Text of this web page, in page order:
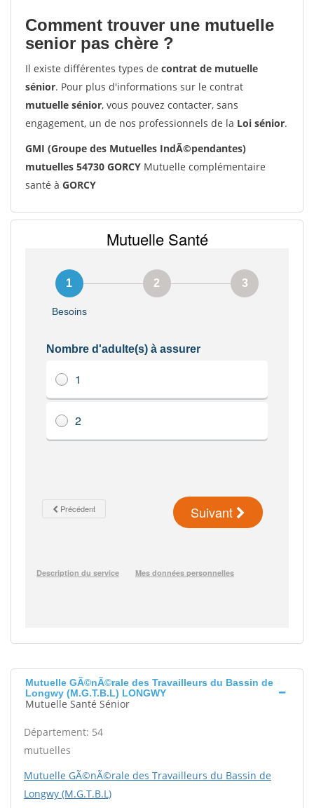
Comment trouver une mutuelle
senior pas chère ?
Il existe différentes types de contrat de mutuelle
sénior. Pour plus d'informations sur le contrat
mutuelle sénior, vous pouvez contacter, sans
engagement, un de nos professionnels de la Loi sénior.
GMI (Groupe des Mutuelles IndÃ©pendantes)
mutuelles 54730 GORCY Mutuelle complémentaire
santé à GORCY
Mutuelle GÃ©nÃ©rale des Travailleurs du Bassin de
Longwy (M.G.T.B.L) LONGWY
Mutuelle Santé Sénior
Département: 54
mutuelles
Mutuelle GÃ©nÃ©rale des Travailleurs du Bassin de
Longwy (M.G.T.B.L)